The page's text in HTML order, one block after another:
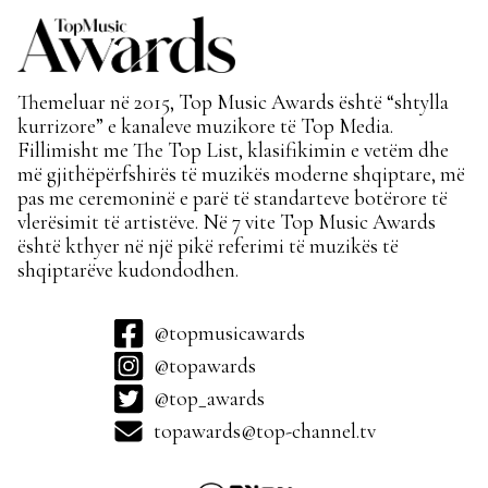
Themeluar në 2015, Top Music Awards është “shtylla
kurrizore” e kanaleve muzikore të Top Media.
Fillimisht me The Top List, klasifikimin e vetëm dhe
më gjithëpërfshirës të muzikës moderne shqiptare, më
pas me ceremoninë e parë të standarteve botërore të
vlerësimit të artistëve. Në 7 vite Top Music Awards
është kthyer në një pikë referimi të muzikës të
shqiptarëve kudondodhen.
@topmusicawards
@topawards
@top_awards
topawards@top-channel.tv